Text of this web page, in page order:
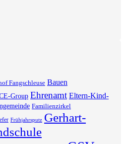
Fangschleuse Bauen
Group Ehrenamt Eltern-Kind-
Familienzirkel
Frühjahrsputz Gerhart-